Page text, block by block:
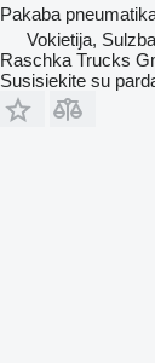
Pakaba
Vokietija,
Raschka Trucks
Susisiekite su